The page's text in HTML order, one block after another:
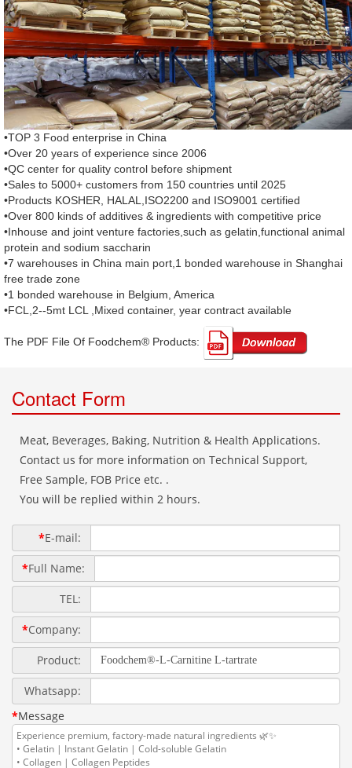
•TOP 3 Food enterprise in China
•Over 20 years of experience since 2006
•QC center for quality control before shipment
•Sales to 5000+ customers from 150 countries until 2025
•Products KOSHER, HALAL,ISO2200 and ISO9001 certified
•Over 800 kinds of additives & ingredients with competitive price
•Inhouse and joint venture factories,such as gelatin,functional animal
protein and sodium saccharin
•7 warehouses in China main port,1 bonded warehouse in Shanghai
free trade zone
•1 bonded warehouse in Belgium, America
•FCL,2--5mt LCL ,Mixed container, year contract available
The PDF File Of Foodchem® Products: